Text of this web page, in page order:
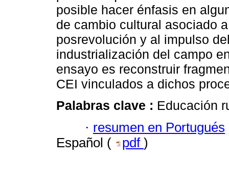
posible hacer énfasis en
de cambio cultural asociado
posrevolución y al impulso
industrialización del campo
ensayo es reconstruir
CEI vinculados a dichos
Palabras clave : Educación
· resumen en Portugués
Español (
pdf )